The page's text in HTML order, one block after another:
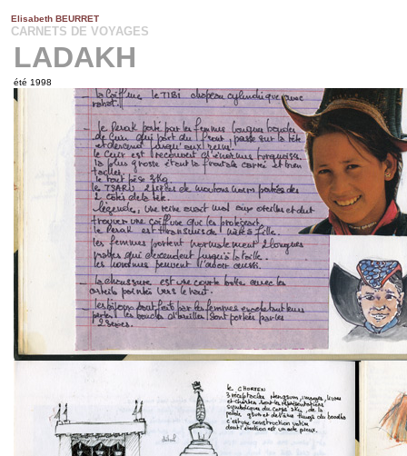
Elisabeth BEURRET
CARNETS DE VOYAGES
LADAKH
été 1998